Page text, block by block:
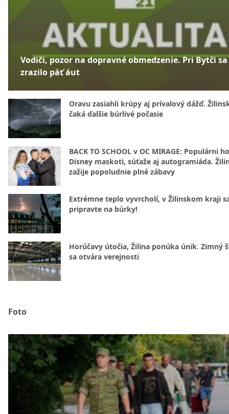
Vodiči, pozor na dopravné obmedzenie. Pri Bytči sa
zrazilo päť áut
Oravu zasiahli krúpy aj prívalový dážď.
čaká ďalšie búrlivé počasie
BACK TO SCHOOL v OC MIRAGE: Populárni
Disney maskoti, súťaže aj autogramiáda.
zažije popoludnie plné zábavy
Extrémne teplo vyvrcholí, v Žilinskom kraji
pripravte na búrky!
Horúčavy útočia, Žilina ponúka únik. Zimný
sa otvára verejnosti
Foto